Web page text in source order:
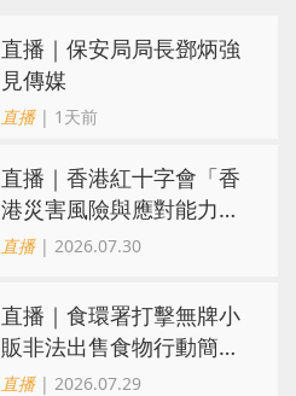
直播｜保安局局長鄧炳強
見傳媒
直播| 1天前
直播｜香港紅十字會「香
港災害風險與應對能力地
圖2026」研究發佈會
直播| 2026.07.30
直播｜食環署打擊無牌小
販非法出售食物行動簡報
會
直播| 2026.07.29